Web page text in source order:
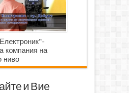
компания на
ниво
и Вие